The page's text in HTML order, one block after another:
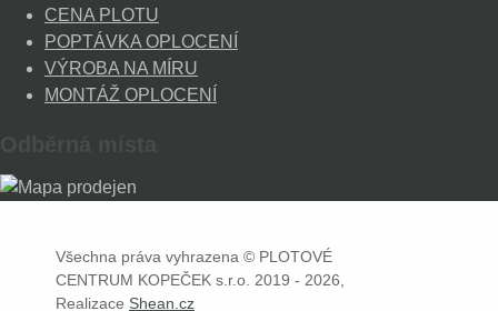
CENA PLOTU
POPTÁVKA OPLOCENÍ
VÝROBA NA MÍRU
MONTÁŽ OPLOCENÍ
Všechna práva vyhrazena © PLOTOVÉ
CENTRUM KOPEČEK s.r.o. 2019 - 2026,
Realizace Shean.cz